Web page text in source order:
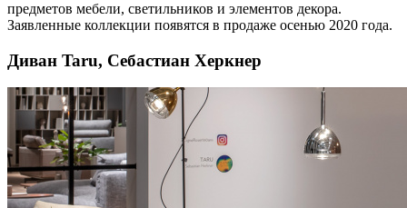
предметов мебели, светильников и элементов декора.
Заявленные коллекции появятся в продаже осенью 2020 года.
Диван Taru, Себастиан Херкнер